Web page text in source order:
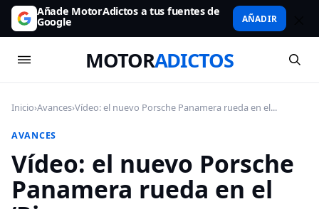
Añade MotorAdictos a tus fuentes de
Google AÑADIR
MOTORADICTOS
Inicio›Avances›Vídeo: el nuevo Porsche Panamera rueda en el...
AVANCES
Vídeo: el nuevo Porsche
Panamera rueda en el